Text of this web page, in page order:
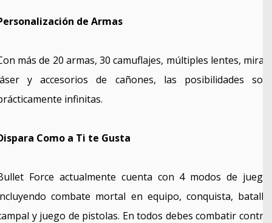
de Armas
más de 20 armas, 30 camuflajes, múltiples lentes, miras
y accesorios de cañones, las posibilidades son
infinitas.
Como a Ti te Gusta
Force actualmente cuenta con 4 modos de juego
combate mortal en equipo, conquista, batalla
y juego de pistolas. En todos debes combatir contra